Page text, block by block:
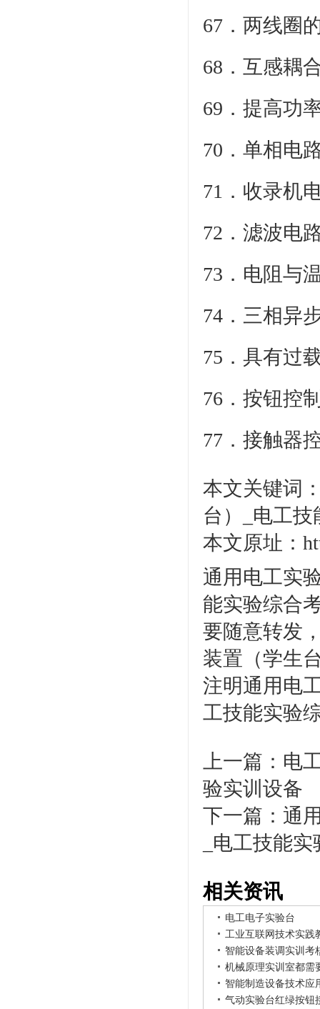
67．两线圈
68．互感耦
69．提高功
70．单相电
71．收录机
72．滤波电
73．电阻与
74．三相异
75．具有过
76．按钮控
77．接触器
本文关键词
台）_电工
本文原址：
通用电工实
能实验综合
要随意转发
装置（学生
注明通用电
工技能实验
上一篇： 电
验实训设备
下一篇： 通
_电工技能
相关资讯
电工电子实验台
工业互联网技术实践
智能设备装调实训考
机械原理实训室都需
智能制造设备技术应
气动实验台红绿按钮